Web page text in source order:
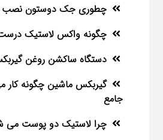
چطوری جک دوستون نصب
چگونه واکس لاستیک
دستگاه ساکشن روغن
گیربکس ماشین چگونه کار
جامع
چرا لاستیک دو پوست می